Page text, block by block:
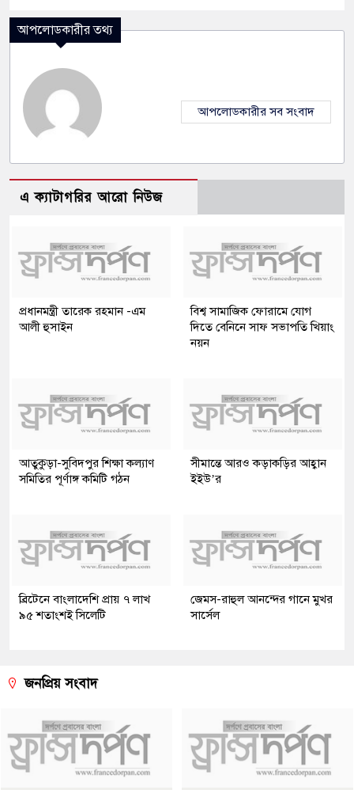
আপলোডকারীর তথ্য
আপলোডকারীর সব সংবাদ
এ ক্যাটাগরির আরো নিউজ
প্রধানমন্ত্রী তারেক রহমান -এম
আলী হুসাইন
বিশ্ব সামাজিক ফোরামে যোগ
দিতে বেনিনে সাফ সভাপতি খিয়াং
নয়ন
আতুকুড়া-সুবিদপুর শিক্ষা কল্যাণ
সমিতির পূর্ণাঙ্গ কমিটি গঠন
সীমান্তে আরও কড়াকড়ির আহ্বান
ইইউ’র
ব্রিটেনে বাংলাদেশি প্রায় ৭ লাখ
৯৫ শতাংশই সিলেটি
জেমস-রাহুল আনন্দের গানে মুখর
সার্সেল
জনপ্রিয় সংবাদ